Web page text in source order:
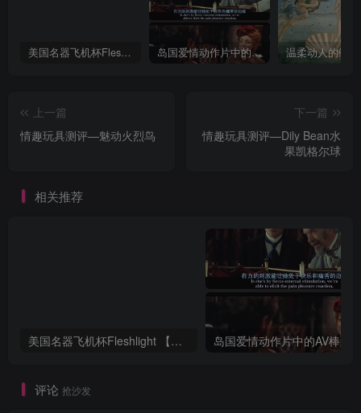
美国名器飞机杯Fleshlight 【Quickshot-Vantage 双头飞机杯】完全评测 岛国爱情动作片中的AV棒到底有多猛？成人用品震动棒的发展史！
上一篇
情趣玩具测评—魅动火烈鸟
下一篇
情趣玩具测评—Dily Bean水
果凯格尔球
相关推荐
美国名器飞机杯Fleshlight 【Quickshot-Vantage 双头飞机杯】完全评测
评论 抢沙发